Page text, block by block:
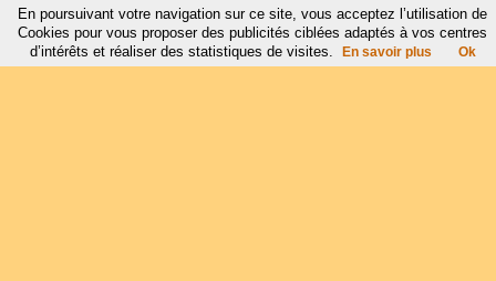
En poursuivant votre navigation sur ce site, vous acceptez l’utilisation de
Cookies pour vous proposer des publicités ciblées adaptés à vos centres
d’intérêts et réaliser des statistiques de visites.
En savoir plus Ok